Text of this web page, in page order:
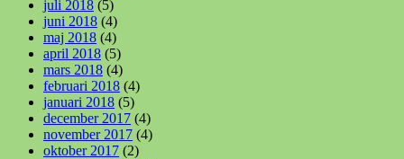
juli 2018 (5)
juni 2018 (4)
maj 2018 (4)
april 2018 (5)
mars 2018 (4)
februari 2018 (4)
januari 2018 (5)
december 2017 (4)
november 2017 (4)
oktober 2017 (2)